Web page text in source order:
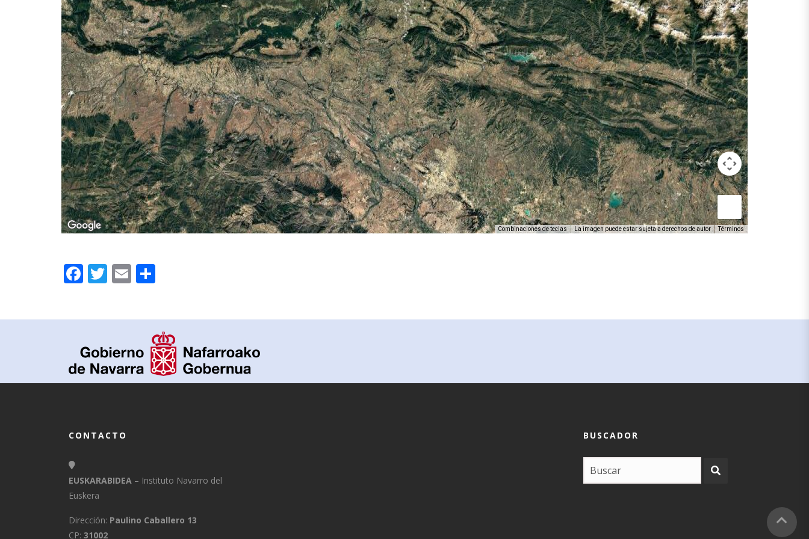
Combinaciones de teclas La imagen puede estar sujeta a derechos de autor Términos
Facebook
Twitter
Email
CONTACTO
EUSKARABIDEA – Instituto Navarro del
Euskera
Dirección: Paulino Caballero 13
CP: 31002
BUSCADOR